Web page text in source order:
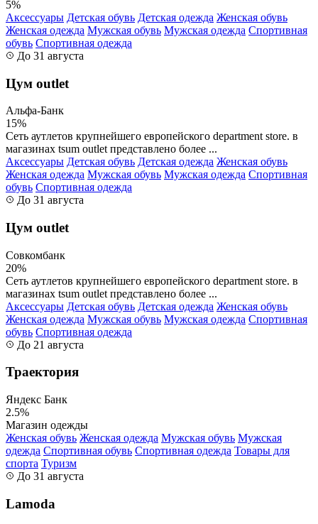
5%
Аксессуары Детская обувь Детская одежда Женская обувь
Женская одежда Мужская обувь Мужская одежда Спортивная
обувь Спортивная одежда
До 31 августа
Цум outlet
Альфа-Банк
15%
Сеть аутлетов крупнейшего европейского department store. в
магазинах tsum outlet представлено более ...
Аксессуары Детская обувь Детская одежда Женская обувь
Женская одежда Мужская обувь Мужская одежда Спортивная
обувь Спортивная одежда
До 31 августа
Цум outlet
Совкомбанк
20%
Сеть аутлетов крупнейшего европейского department store. в
магазинах tsum outlet представлено более ...
Аксессуары Детская обувь Детская одежда Женская обувь
Женская одежда Мужская обувь Мужская одежда Спортивная
обувь Спортивная одежда
До 21 августа
Траектория
Яндекс Банк
2.5%
Магазин одежды
Женская обувь Женская одежда Мужская обувь Мужская
одежда Спортивная обувь Спортивная одежда Товары для
спорта Туризм
До 31 августа
Lamoda